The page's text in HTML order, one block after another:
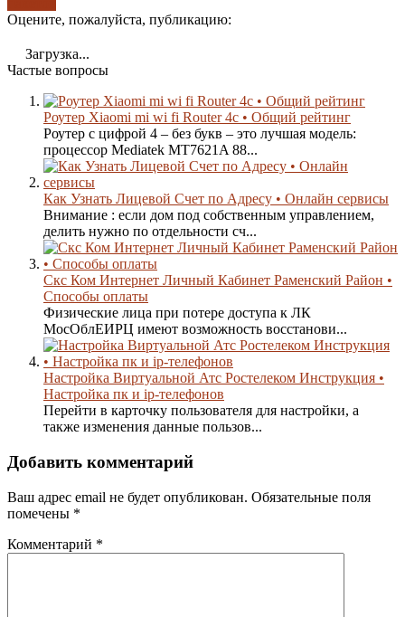
Оцените, пожалуйста, публикацию:
Загрузка...
Частые вопросы
Роутер Xiaomi mi wi fi Router 4c • Общий рейтинг
Роутер с цифрой 4 – без букв – это лучшая модель:
процессор Mediatek MT7621A 88...
Как Узнать Лицевой Счет по Адресу • Онлайн сервисы
Внимание : если дом под собственным управлением,
делить нужно по отдельности сч...
Скс Ком Интернет Личный Кабинет Раменский Район •
Способы оплаты
Физические лица при потере доступа к ЛК
MocOблEИPЦ имеют возможность восстанови...
Настройка Виртуальной Атс Ростелеком Инструкция •
Настройка пк и ip-телефонов
Перейти в карточку пользователя для настройки, а
также изменения данные пользов...
Добавить комментарий
Ваш адрес email не будет опубликован. Обязательные поля
помечены *
Комментарий *